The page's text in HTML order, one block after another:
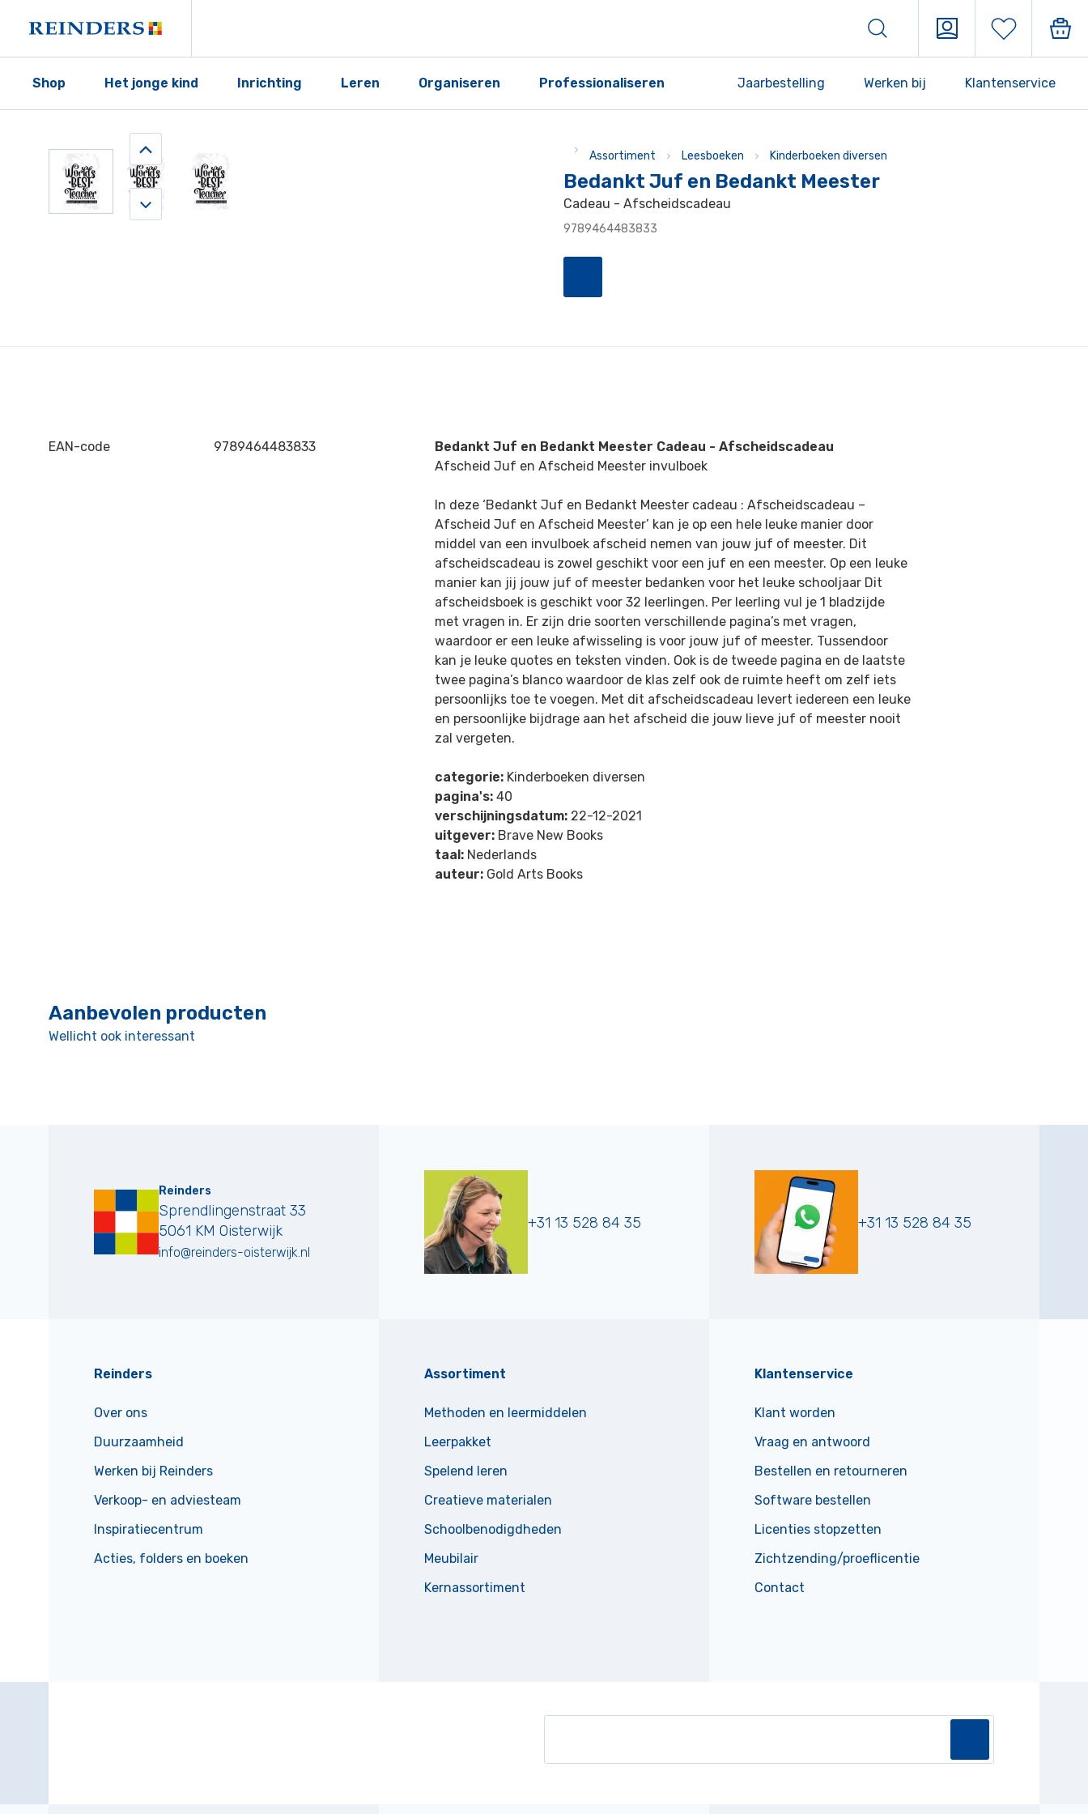
Shop Het jonge kind Inrichting Leren Organiseren Professionaliseren Jaarbestelling Werken bij Klantenservice
Assortiment Leesboeken Kinderboeken diversen
Bedankt Juf en Bedankt Meester
Cadeau - Afscheidscadeau
9789464483833
EAN-code 9789464483833
Bedankt Juf en Bedankt Meester Cadeau - Afscheidscadeau
Afscheid Juf en Afscheid Meester invulboek
In deze ‘Bedankt Juf en Bedankt Meester cadeau : Afscheidscadeau –
Afscheid Juf en Afscheid Meester’ kan je op een hele leuke manier door
middel van een invulboek afscheid nemen van jouw juf of meester. Dit
afscheidscadeau is zowel geschikt voor een juf en een meester. Op een leuke
manier kan jij jouw juf of meester bedanken voor het leuke schooljaar Dit
afscheidsboek is geschikt voor 32 leerlingen. Per leerling vul je 1 bladzijde
met vragen in. Er zijn drie soorten verschillende pagina’s met vragen,
waardoor er een leuke afwisseling is voor jouw juf of meester. Tussendoor
kan je leuke quotes en teksten vinden. Ook is de tweede pagina en de laatste
twee pagina’s blanco waardoor de klas zelf ook de ruimte heeft om zelf iets
persoonlijks toe te voegen. Met dit afscheidscadeau levert iedereen een leuke
en persoonlijke bijdrage aan het afscheid die jouw lieve juf of meester nooit
zal vergeten.
categorie: Kinderboeken diversen
pagina's: 40
verschijningsdatum: 22-12-2021
uitgever: Brave New Books
taal: Nederlands
auteur: Gold Arts Books
Aanbevolen producten
Wellicht ook interessant
Reinders
Sprendlingenstraat 33
5061 KM Oisterwijk
info@reinders-oisterwijk.nl
+31 13 528 84 35 +31 13 528 84 35
Reinders
Over ons
Duurzaamheid
Werken bij Reinders
Verkoop- en adviesteam
Inspiratiecentrum
Acties, folders en boeken
Assortiment
Methoden en leermiddelen
Leerpakket
Spelend leren
Creatieve materialen
Schoolbenodigdheden
Meubilair
Kernassortiment
Klantenservice
Klant worden
Vraag en antwoord
Bestellen en retourneren
Software bestellen
Licenties stopzetten
Zichtzending/proeflicentie
Contact